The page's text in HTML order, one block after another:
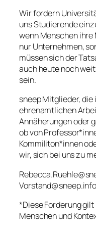
Wir fordern
uns Studierende
wenn Menschen
nur Unternehmen,
müssen sich der
auch heute noch
sein.
sneep Mitglieder, die
ehrenamtlichen
Annäherungen oder
ob von
Kommiliton*innen
wir, sich bei uns zu
*Diese Forderung
Menschen und